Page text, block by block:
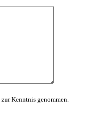
zur Kenntnis genommen.